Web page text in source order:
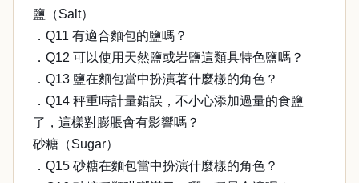
鹽（Salt）
．Q11 有適合麵包的鹽嗎？
．Q12 可以使用天然鹽或岩鹽這類具特色鹽嗎？
．Q13 鹽在麵包當中扮演著什麼樣的角色？
．Q14 秤重時計量錯誤，不小心添加過量的食鹽
了，這樣對膨脹會有影響嗎？
砂糖（Sugar）
．Q15 砂糖在麵包當中扮演什麼樣的角色？